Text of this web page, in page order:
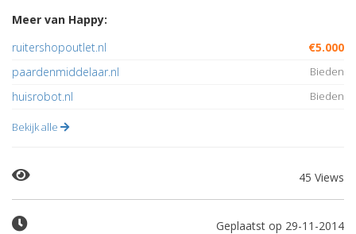
Meer van Happy:
ruitershopoutlet.nl
€5.000
paardenmiddelaar.nl
Bieden
huisrobot.nl Bieden
Bekijk alle
45 Views
Geplaatst op 29-11-2014